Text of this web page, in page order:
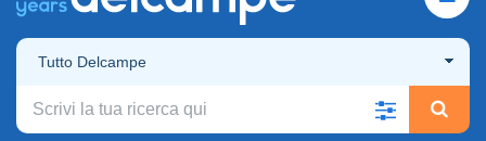
Tutto Delcampe